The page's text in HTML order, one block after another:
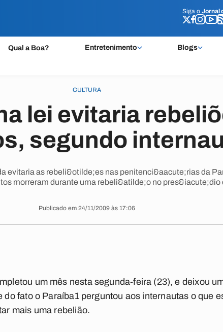
Siga o Jornal
Qual a Boa? Entretenimento Blogs
Siga o Jornal
CULTURA
lei evitaria
segundo
evitaria as rebeli&otilde;es nas penitenci&aacute;rias da
morreram durante uma rebeli&atilde;o no pres&iacute;dio
Publicado em 24/11/2009 às 17:06
um mês nesta segunda-feira (23), e deixou
do fato o Paraíba1perguntou aos internautas o que
mais uma rebelião.